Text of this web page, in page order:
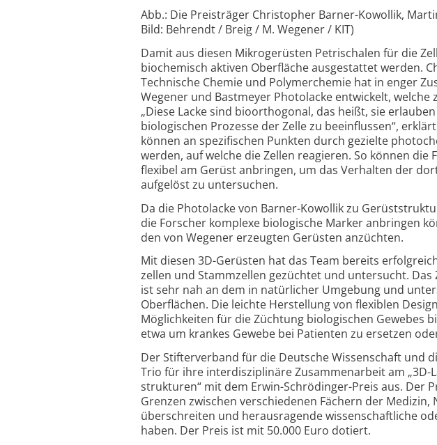
Abb.: Die Preisträger Christopher Barner-Kowollik,
Bild: Behrendt / Breig / M. Wegener / KIT)
Damit aus diesen Mikrogerüsten Petri­schalen für die
biochemisch aktiven Oberfläche ausgestattet werden.
Technische Chemie und Polymer­chemie hat in enger
Wegener und Bastmeyer Photolacke entwickelt,
„Diese Lacke sind bioorthogonal, das heißt, sie
biologischen Prozesse der Zelle zu beeinflussen“,
können an spezifischen Punkten durch gezielte
werden, auf welche die Zellen reagieren. So können die
flexibel am Gerüst anbringen, um das Verhalten der
aufgelöst zu untersuchen.
Da die Photolacke von Barner-Kowollik zu
die Forscher komplexe biologische Marker anbringen
den von Wegener erzeugten Gerüsten anzüchten.
Mit diesen 3D-Gerüsten hat das Team bereits
zellen und Stamm­zellen gezüchtet und untersucht.
ist sehr nah an dem in natürlicher Umgebung und
Oberflächen. Die leichte Herstellung von flexiblen
Möglichkeiten für die Züchtung biologischen Gewebes
etwa um krankes Gewebe bei Patienten zu ersetzen
Der Stifterverband für die Deutsche Wissenschaft und
Trio für ihre inter­disziplinäre Zusammenarbeit am „3D-
strukturen“ mit dem Erwin-Schrödinger-Preis aus. Der
Grenzen zwischen verschiedenen Fächern der
überschreiten und heraus­ragende wissenschaftliche
haben. Der Preis ist mit 50.000 Euro dotiert.